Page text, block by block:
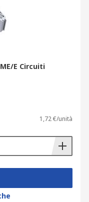
E Circuiti
1,72 €/unità